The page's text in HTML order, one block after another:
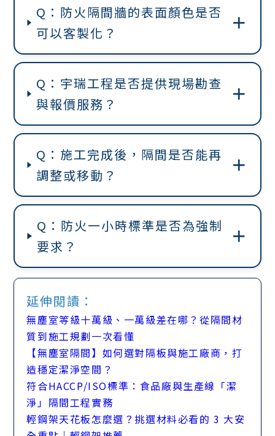
Q：防火隔間牆的表面顏色是否
可以客製化？
＋
Q：宇瑞工程是否提供現場勘查
與報價服務？
＋
Q：施工完成後，隔間是否能再
調整或移動？
＋
Q：防火一小時標準是否為強制
要求？
＋
延伸閱讀：
無塵室等級十萬級、一萬級差在哪？從隔間材
質到施工規劃一次看懂
【無塵室隔間】如何選對隔板與施工廠商，打
造穩定潔淨空間？
符合HACCP/ISO標準：食品廠與生產線「潔
淨」隔間工程實務
輕鋼架天花板怎麼選？挑選材料必看的 3 大安